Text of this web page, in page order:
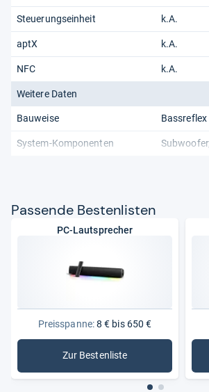
Steuerungseinheit k.A.
aptX k.A.
NFC k.A.
Weitere Daten
Bauweise Bassreflex
System-Komponenten Subwoofer
Pas­sende Bes­ten­lis­ten
PC-Lautsprecher
Preisspanne:8 € bis 650 €
Zur Bestenliste: PC-Lautsprecher